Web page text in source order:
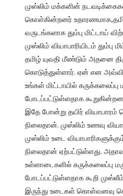
முஸ்லிம் மக்களின்
கொள்கின்றனர்
வருடங்களாக தும்பு மிட்டாய்
முஸ்லிம் வியாபாரியிடம் தும்பு
தமிழ் யுவதி மீண்டும் அதனை
கொடுத்துள்ளார். ஏன் என
உங்கள் மிட்டாயில் கருக்கலைப்பு
போடப்பட்டுள்ளதாக
இதே போன்று தயிர் வியாபாரம்
நிலைதான். முஸ்லிம் உணவு
முஸ்லிம் உடை
நிலைதான் ஏற்பட்டுள்ளது.
உள்ளாடைகளில் கருக்கலைப்பு
போடப்பட்டுள்ளதாக கூறி முஸ்லீம்
இருந்து உடைகள் கொள்வனவு